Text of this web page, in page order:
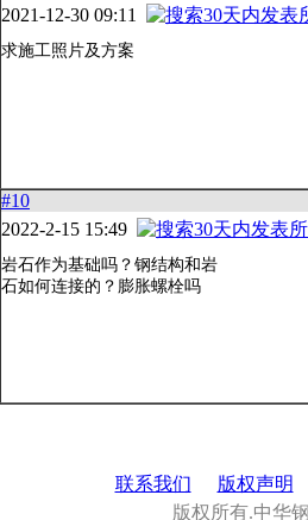
2021-12-30 09:11
求施工照片及方案
#10
2022-2-15 15:49
岩石作为基础吗？钢结构和岩
石如何连接的？膨胀螺栓吗
联系我们
版权声明
版权所有.中华